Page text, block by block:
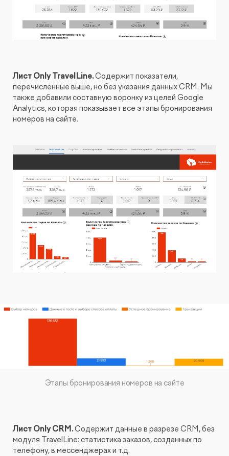
Лист Only TravelLine.Содержит показатели,
перечисленные выше, но без указания данных CRM. Мы
также добавили составную воронку из целей Google
Analytics, которая показывает все этапы бронирования
номеров на сайте.
Этапы бронирования номеров на сайте
Лист Only CRM.Содержит данные в разрезе CRM, без
модуля TravelLine: статистика заказов, созданных по
телефону, в мессенджерах и т.д.